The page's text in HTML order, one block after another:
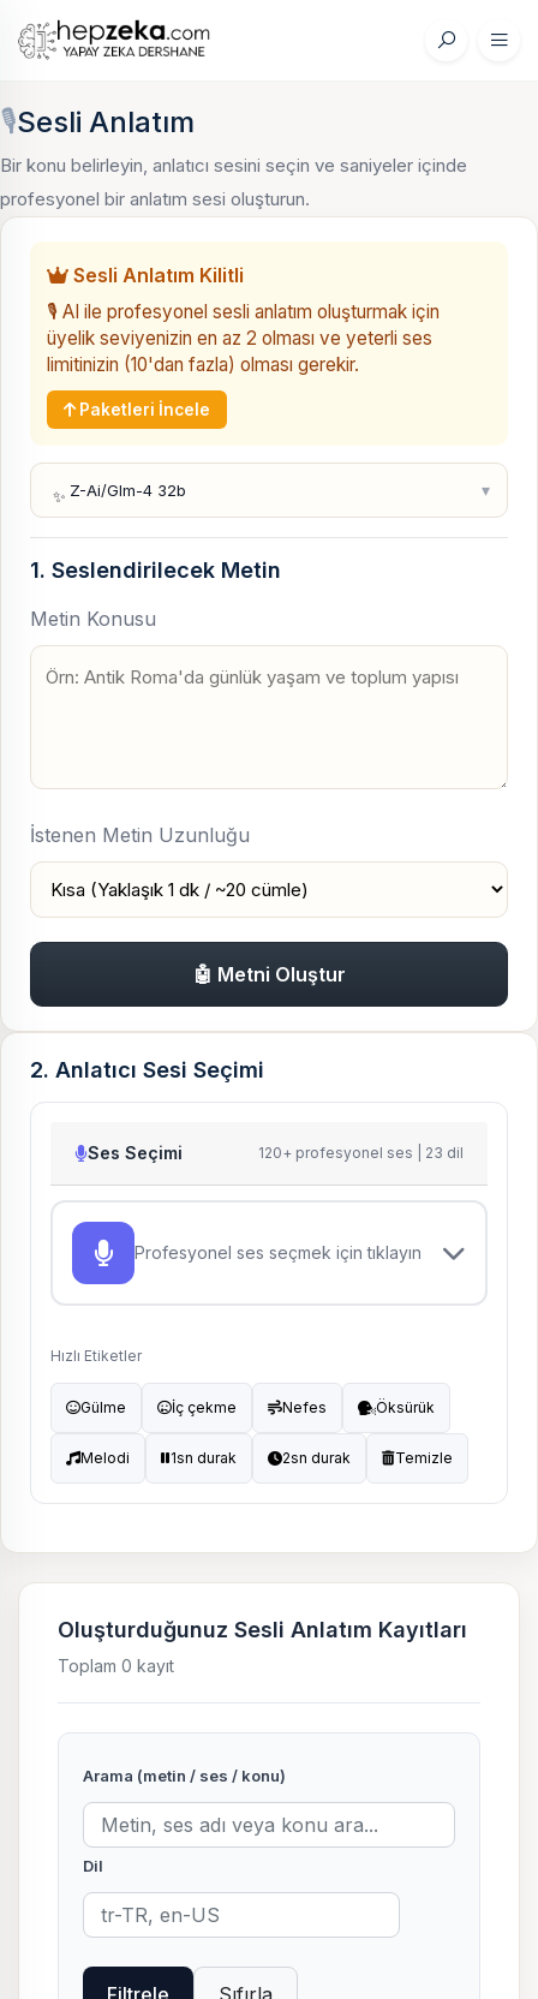
🎙️Sesli Anlatım
Bir konu belirleyin, anlatıcı sesini seçin ve saniyeler içinde
profesyonel bir anlatım sesi oluşturun.
Sesli Anlatım Kilitli
🎙️ AI ile profesyonel sesli anlatım oluşturmak için
üyelik seviyenizin en az 2 olması ve yeterli ses
limitinizin (10'dan fazla) olması gerekir.
Paketleri İncele
✨ Z-Ai/Glm-4 32b ▾
1. Seslendirilecek Metin
Metin Konusu
İstenen Metin Uzunluğu
🤖 Metni Oluştur
2. Anlatıcı Sesi Seçimi
Ses Seçimi 120+ profesyonel ses | 23 dil
Profesyonel ses seçmek için tıklayın
Hızlı Etiketler
Gülme İç çekme Nefes Öksürük
Melodi 1sn durak 2sn durak Temizle
Oluşturduğunuz Sesli Anlatım Kayıtları
Toplam 0 kayıt
Arama (metin / ses / konu)
Dil